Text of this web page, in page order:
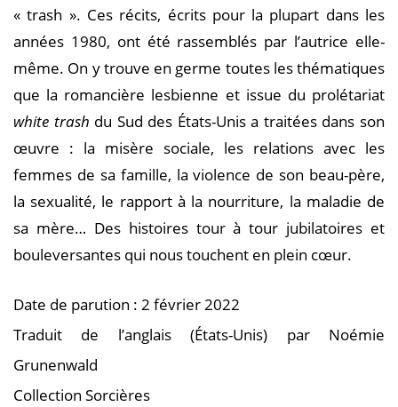
« trash ». Ces récits, écrits pour la plupart dans les
années 1980, ont été rassemblés par l’autrice elle-
même. On y trouve en germe toutes les thématiques
que la romancière lesbienne et issue du prolétariat
white trash du Sud des États-Unis a traitées dans son
œuvre : la misère sociale, les relations avec les
femmes de sa famille, la violence de son beau-père,
la sexualité, le rapport à la nourriture, la maladie de
sa mère… Des histoires tour à tour jubilatoires et
bouleversantes qui nous touchent en plein cœur.
Date de parution : 2 février 2022
Traduit de l’anglais (États-Unis) par Noémie
Grunenwald
Collection Sorcières